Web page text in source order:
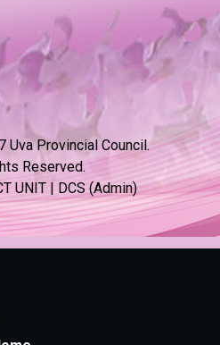
Uva Provincial Council.
Reserved.
UNIT | DCS (Admin)